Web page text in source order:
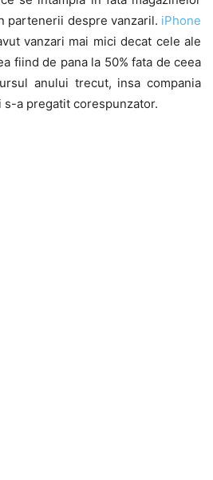
partenerii despre vanzaril. iPhone
vanzari mai mici decat cele ale
fiind de pana la 50% fata de ceea
anului trecut, insa compania
s-a pregatit corespunzator.